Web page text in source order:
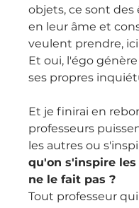
objets, ce sont
en leur âme et
veulent prendre,
Et oui, l'égo
ses propres
Et je finirai en
professeurs
les autres ou
qu'on s'inspire
ne le fait pas ?
Tout professeur